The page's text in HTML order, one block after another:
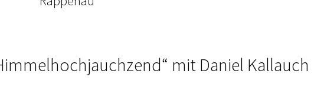
mit Daniel Kallauch